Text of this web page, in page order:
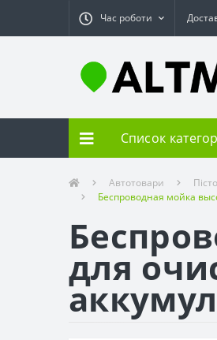
Час роботи
Список
Автотовари
Беспроводная мойка
для